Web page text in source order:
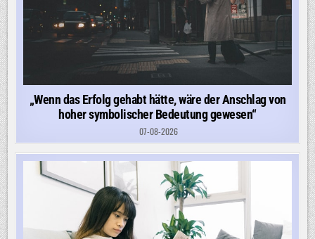
„Wenn das Erfolg gehabt hätte, wäre der Anschlag von
hoher symbolischer Bedeutung gewesen“
07-08-2026